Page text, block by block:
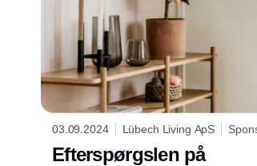
03.09.2024 Lübech Living ApS
Efterspørgslen på